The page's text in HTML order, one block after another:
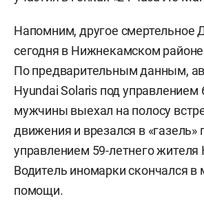
Напомним, другое смертельное
сегодня в Нижнекамском
По предварительным данным,
Hyundai Solaris под управлением
мужчины выехал на полосу
движения и врезался в «газель»
управлением 59-летнего жителя
Водитель иномарки скончался
помощи.